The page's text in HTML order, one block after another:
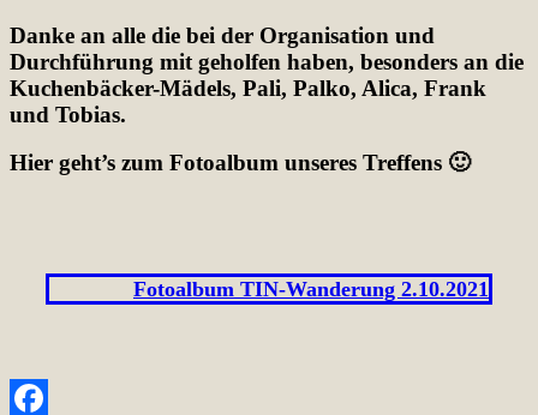
Danke an alle die bei der Organisation und
Durchführung mit geholfen haben, besonders an die
Kuchenbäcker-Mädels, Pali, Palko, Alica, Frank
und Tobias.
Hier geht’s zum Fotoalbum unseres Treffens 🙂
Fotoalbum TIN-Wanderung 2.10.2021